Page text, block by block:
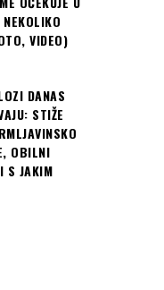
VIDEO)
DANAS
STIŽE
OBILNI
S JAKIM